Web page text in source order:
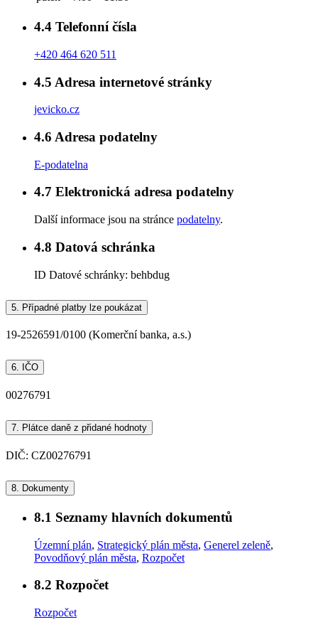
4.4 Telefonní čísla
+420 464 620 511
4.5 Adresa internetové stránky
jevicko.cz
4.6 Adresa podatelny
E-podatelna
4.7 Elektronická adresa podatelny
Další informace jsou na stránce podatelny.
4.8 Datová schránka
ID Datové schránky: behbdug
5. Případné platby lze poukázat
19-2526591/0100 (Komerční banka, a.s.)
6. IČO
00276791
7. Plátce daně z přidané hodnoty
DIČ: CZ00276791
8. Dokumenty
8.1 Seznamy hlavních dokumentů
Územní plán, Strategický plán města, Generel zeleně,
Povodňový plán města, Rozpočet
8.2 Rozpočet
Rozpočet